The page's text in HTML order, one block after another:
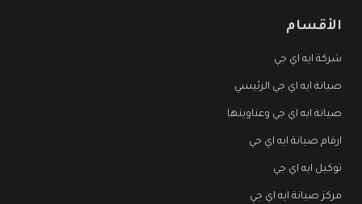
الأقسام
شركة ايه اي جي
صيانة ايه اي جي الرئيسي
صيانة ايه اي جي وعناوينها
ارقام صيانة ايه اي جي
توكيل ايه اي جي
مركز صيانة ايه اي جي